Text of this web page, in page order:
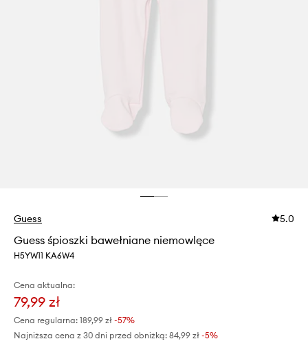
Guess 5.0
Guess śpioszki bawełniane niemowlęce
H5YW11 KA6W4
Cena aktualna:
79,99 zł
Cena regularna: 189,99 zł -57%
Najniższa cena z 30 dni przed obniżką: 84,99 zł -5%